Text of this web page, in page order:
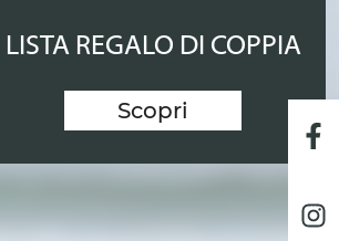
LISTA REGALO DI COPPIA
Scopri